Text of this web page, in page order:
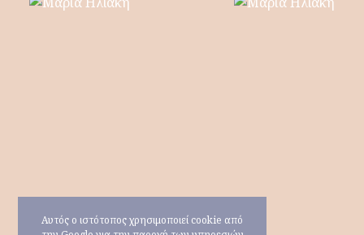
Αυτός ο ιστότοπος χρησιμοποιεί cookie από